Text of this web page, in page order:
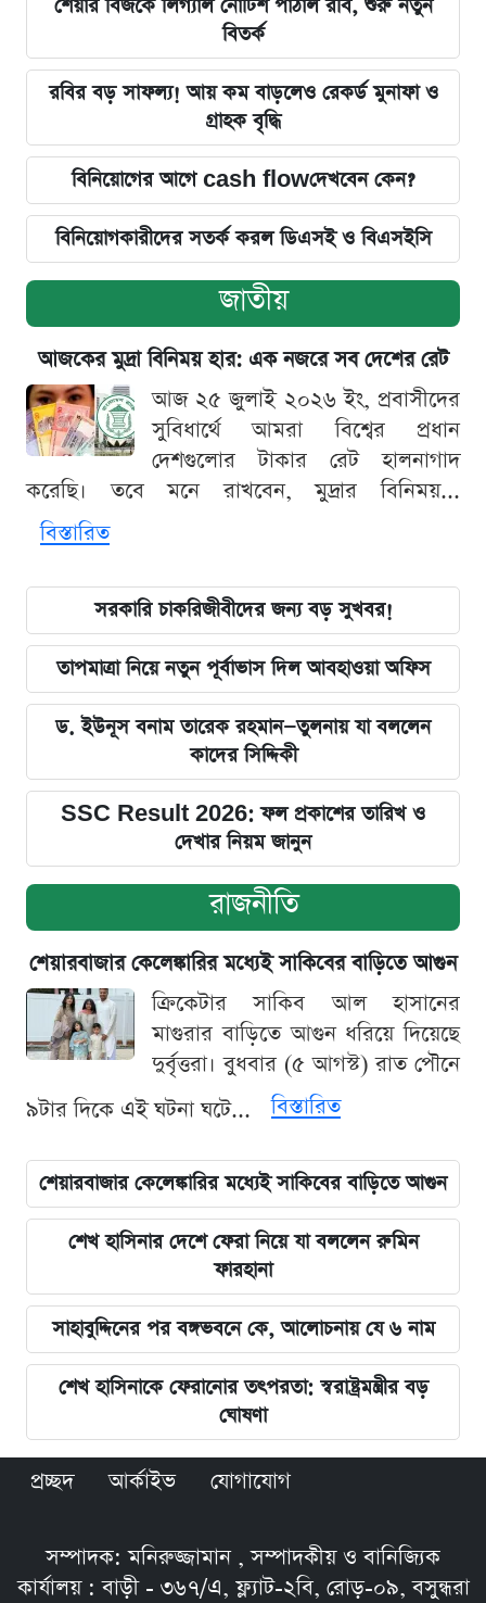
শেয়ার বিজকে লিগ্যাল নোটিশ পাঠাল রবি, শুরু নতুন
বিতর্ক
রবির বড় সাফল্য! আয় কম বাড়লেও রেকর্ড মুনাফা ও
গ্রাহক বৃদ্ধি
বিনিয়োগের আগে cash flowদেখবেন কেন?
বিনিয়োগকারীদের সতর্ক করল ডিএসই ও বিএসইসি
জাতীয়
আজকের মুদ্রা বিনিময় হার: এক নজরে সব দেশের রেট
আজ ২৫ জুলাই ২০২৬ ইং, প্রবাসীদের
সুবিধার্থে আমরা বিশ্বের প্রধান
দেশগুলোর টাকার রেট হালনাগাদ
করেছি। তবে মনে রাখবেন, মুদ্রার বিনিময়...
বিস্তারিত
সরকারি চাকরিজীবীদের জন্য বড় সুখবর!
তাপমাত্রা নিয়ে নতুন পূর্বাভাস দিল আবহাওয়া অফিস
ড. ইউনূস বনাম তারেক রহমান—তুলনায় যা বললেন
কাদের সিদ্দিকী
SSC Result 2026: ফল প্রকাশের তারিখ ও
দেখার নিয়ম জানুন
রাজনীতি
শেয়ারবাজার কেলেঙ্কারির মধ্যেই সাকিবের বাড়িতে আগুন
ক্রিকেটার সাকিব আল হাসানের
মাগুরার বাড়িতে আগুন ধরিয়ে দিয়েছে
দুর্বৃত্তরা। বুধবার (৫ আগস্ট) রাত পৌনে
৯টার দিকে এই ঘটনা ঘটে...
বিস্তারিত
শেয়ারবাজার কেলেঙ্কারির মধ্যেই সাকিবের বাড়িতে আগুন
শেখ হাসিনার দেশে ফেরা নিয়ে যা বললেন রুমিন
ফারহানা
সাহাবুদ্দিনের পর বঙ্গভবনে কে, আলোচনায় যে ৬ নাম
শেখ হাসিনাকে ফেরানোর তৎপরতা: স্বরাষ্ট্রমন্ত্রীর বড়
ঘোষণা
প্রচ্ছদ আর্কাইভ যোগাযোগ
সম্পাদক: মনিরুজ্জামান , সম্পাদকীয় ও বানিজ্যিক
কার্যালয় : বাড়ী - ৩৬৭/এ, ফ্ল্যাট-২বি, রোড়-০৯, বসুন্ধরা